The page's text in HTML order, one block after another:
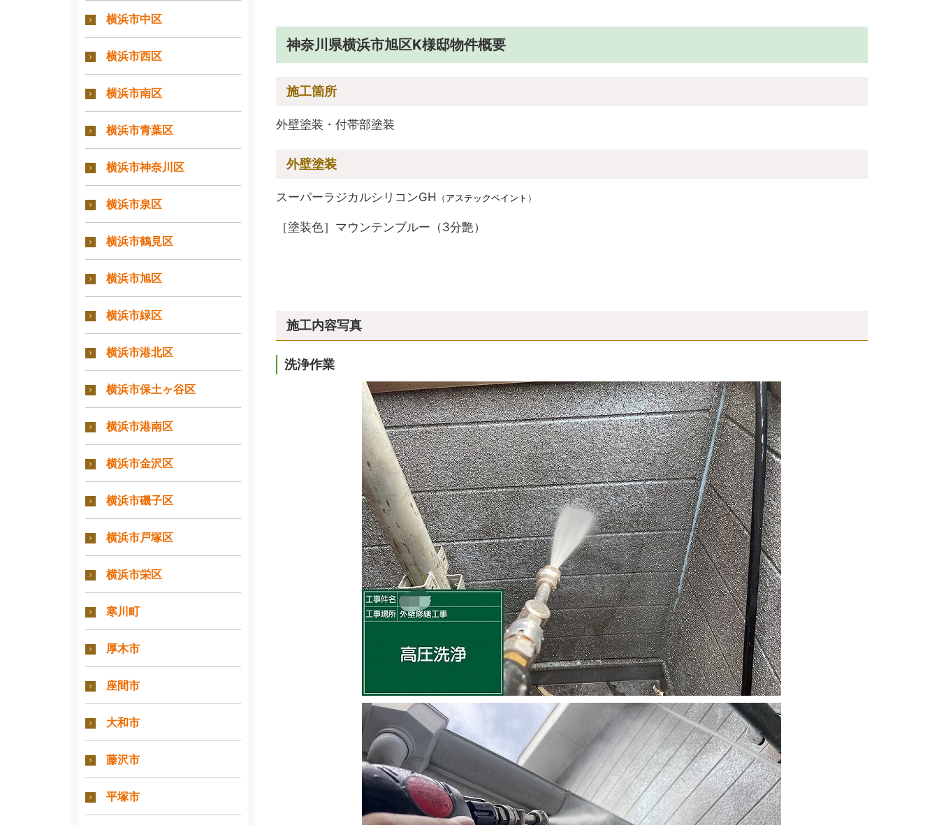
横浜市中区
横浜市西区
横浜市南区
横浜市青葉区
横浜市神奈川区
横浜市泉区
横浜市鶴見区
横浜市旭区
横浜市緑区
横浜市港北区
横浜市保土ヶ谷区
横浜市港南区
横浜市金沢区
横浜市磯子区
横浜市戸塚区
横浜市栄区
寒川町
厚木市
座間市
大和市
藤沢市
平塚市
神奈川県横浜市旭区K様邸物件概要
施工箇所
外壁塗装・付帯部塗装
外壁塗装
スーパーラジカルシリコンGH （アステックペイント ）
［塗装色］マウンテンブルー（3分艶）
施工内容写真
洗浄作業